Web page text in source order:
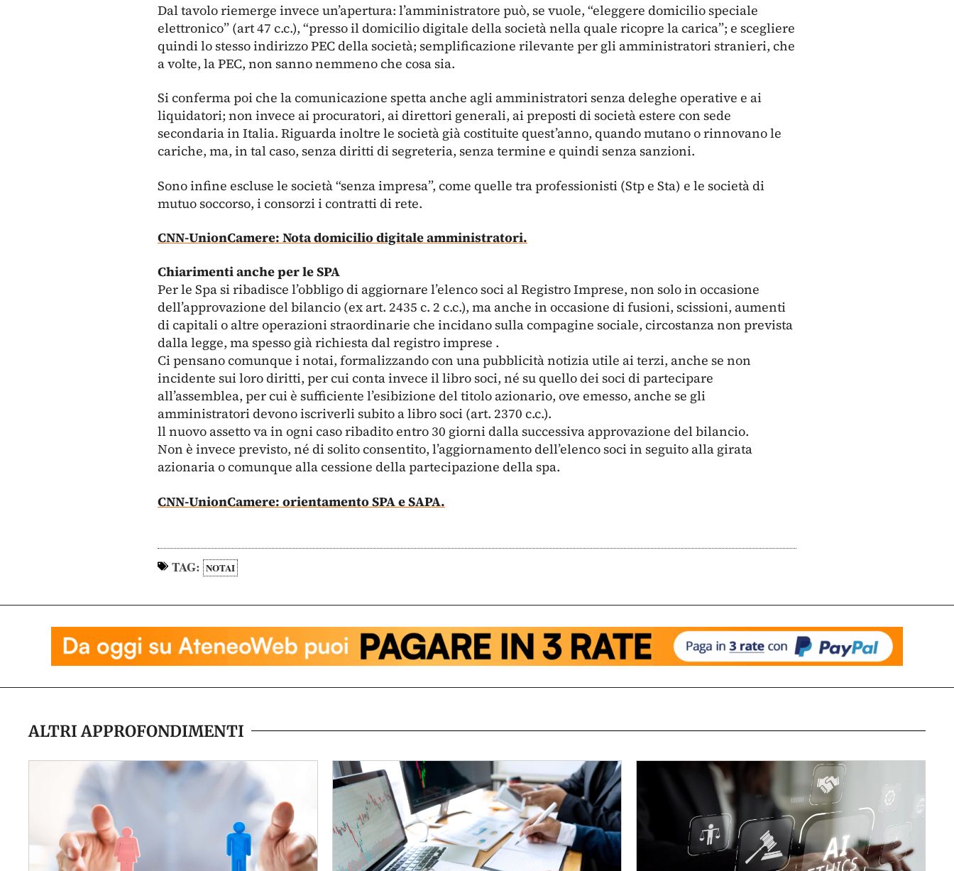
Dal tavolo riemerge invece un’apertura: l’amministratore può, se vuole, “eleggere domicilio speciale
elettronico” (art 47 c.c.), “presso il domicilio digitale della società nella quale ricopre la carica”; e scegliere
quindi lo stesso indirizzo PEC della società; semplificazione rilevante per gli amministratori stranieri, che
a volte, la PEC, non sanno nemmeno che cosa sia.
Si conferma poi che la comunicazione spetta anche agli amministratori senza deleghe operative e ai
liquidatori; non invece ai procuratori, ai direttori generali, ai preposti di società estere con sede
secondaria in Italia. Riguarda inoltre le società già costituite quest’anno, quando mutano o rinnovano le
cariche, ma, in tal caso, senza diritti di segreteria, senza termine e quindi senza sanzioni.
Sono infine escluse le società “senza impresa”, come quelle tra professionisti (Stp e Sta) e le società di
mutuo soccorso, i consorzi i contratti di rete.
CNN-UnionCamere: Nota domicilio digitale amministratori.
Chiarimenti anche per le SPA
Per le Spa si ribadisce l’obbligo di aggiornare l’elenco soci al Registro Imprese, non solo in occasione
dell’approvazione del bilancio (ex art. 2435 c. 2 c.c.), ma anche in occasione di fusioni, scissioni, aumenti
di capitali o altre operazioni straordinarie che incidano sulla compagine sociale, circostanza non prevista
dalla legge, ma spesso già richiesta dal registro imprese .
Ci pensano comunque i notai, formalizzando con una pubblicità notizia utile ai terzi, anche se non
incidente sui loro diritti, per cui conta invece il libro soci, né su quello dei soci di partecipare
all’assemblea, per cui è sufficiente l’esibizione del titolo azionario, ove emesso, anche se gli
amministratori devono iscriverli subito a libro soci (art. 2370 c.c.).
ll nuovo assetto va in ogni caso ribadito entro 30 giorni dalla successiva approvazione del bilancio.
Non è invece previsto, né di solito consentito, l’aggiornamento dell’elenco soci in seguito alla girata
azionaria o comunque alla cessione della partecipazione della spa.
CNN-UnionCamere: orientamento SPA e SAPA.
TAG: NOTAI
ALTRI APPROFONDIMENTI